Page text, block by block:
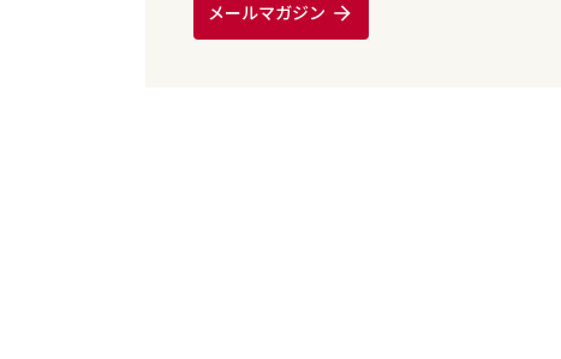
メールマガジン